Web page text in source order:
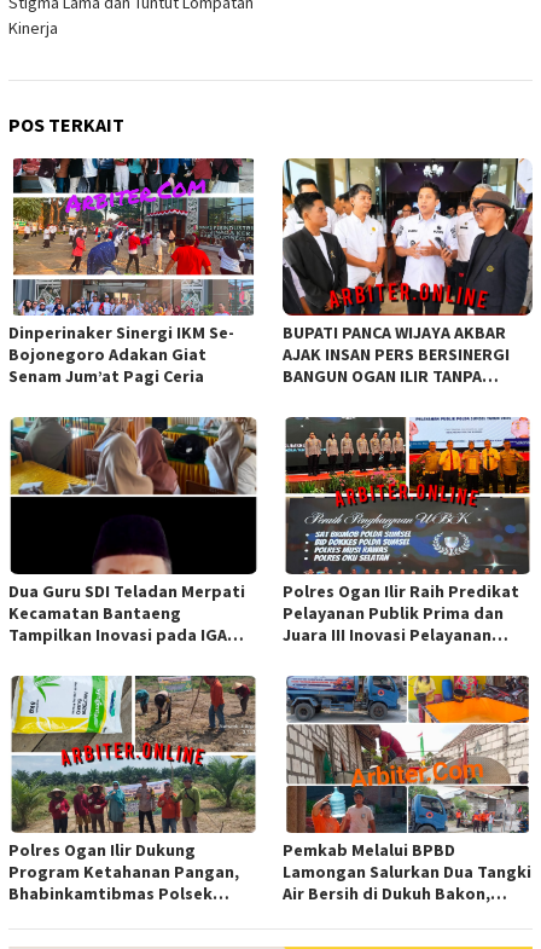
Kinerja
POS TERKAIT
Dinperinaker Sinergi IKM Se-
Bojonegoro Adakan Giat
Senam Jum’at Pagi Ceria
BUPATI PANCA WIJAYA AKBAR
AJAK INSAN PERS BERSINERGI
BANGUN OGAN ILIR TANPA
Dua Guru SDI Teladan Merpati
Kecamatan Bantaeng
Tampilkan Inovasi pada IGA
Sulawesi
Polres Ogan Ilir Raih Predikat
Pelayanan Publik Prima dan
Juara III Inovasi Pelayanan
Polres Ogan Ilir Dukung
Program Ketahanan Pangan,
Bhabinkamtibmas Polsek
Jagung Pipil di Desa Sungai
Pemkab Melalui BPBD
Lamongan Salurkan Dua Tangki
Air Bersih di Dukuh Bakon,